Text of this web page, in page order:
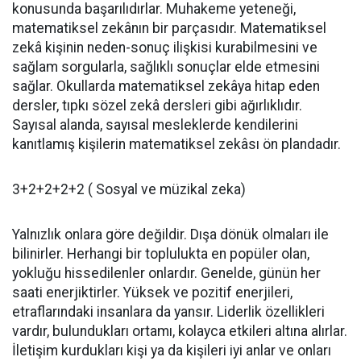
konusunda başarılıdırlar. Muhakeme yeteneği,
matematiksel zekânın bir parçasıdır. Matematiksel
zekâ kişinin neden-sonuç ilişkisi kurabilmesini ve
sağlam sorgularla, sağlıklı sonuçlar elde etmesini
sağlar. Okullarda matematiksel zekâya hitap eden
dersler, tıpkı sözel zekâ dersleri gibi ağırlıklıdır.
Sayısal alanda, sayısal mesleklerde kendilerini
kanıtlamış kişilerin matematiksel zekâsı ön plandadır.
3+2+2+2+2 ( Sosyal ve müzikal zeka)
Yalnızlık onlara göre değildir. Dışa dönük olmaları ile
bilinirler. Herhangi bir toplulukta en popüler olan,
yokluğu hissedilenler onlardır. Genelde, günün her
saati enerjiktirler. Yüksek ve pozitif enerjileri,
etraflarındaki insanlara da yansır. Liderlik özellikleri
vardır, bulundukları ortamı, kolayca etkileri altına alırlar.
İletişim kurdukları kişi ya da kişileri iyi anlar ve onları